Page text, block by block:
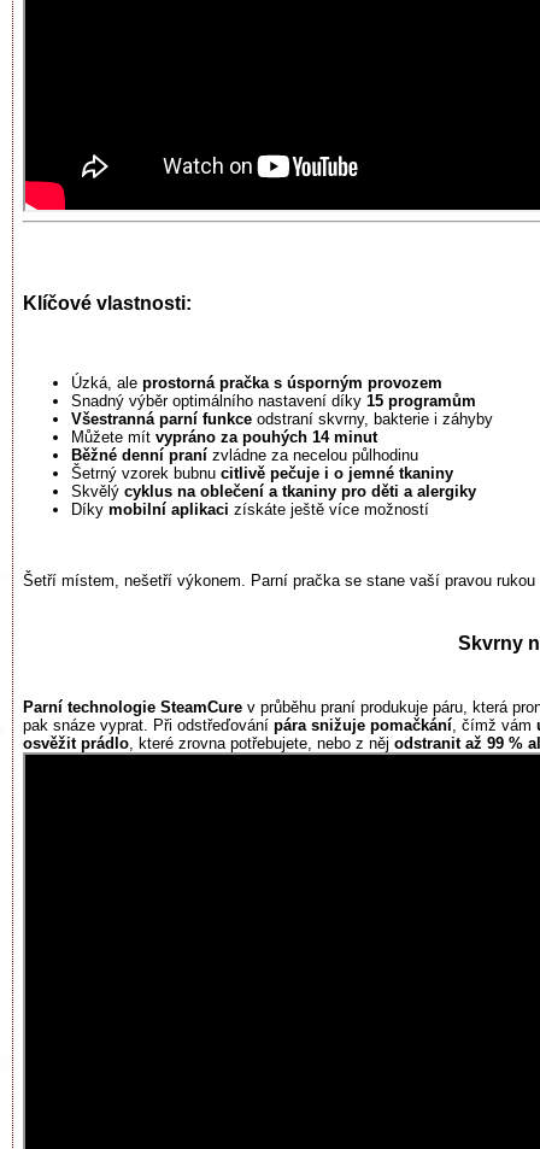
Klíčové vlastnosti:
Úzká, ale prostorná pračka s úsporným provozem
Snadný výběr optimálního nastavení díky 15 programům
Všestranná parní funkce odstraní skvrny, bakterie i záhyby
Můžete mít vypráno za pouhých 14 minut
Běžné denní praní zvládne za necelou půlhodinu
Šetrný vzorek bubnu citlivě pečuje i o jemné tkaniny
Skvělý cyklus na oblečení a tkaniny pro děti a alergiky
Díky mobilní aplikaci získáte ještě více možností
Šetří místem, nešetří výkonem. Parní pračka se stane vaší pravou
Skvrny
Parní technologie SteamCure v průběhu praní produkuje páru, která
pak snáze vyprat. Při odstřeďování pára snižuje pomačkání, čímž vám
osvěžit prádlo, které zrovna potřebujete, nebo z něj odstranit až 99 %